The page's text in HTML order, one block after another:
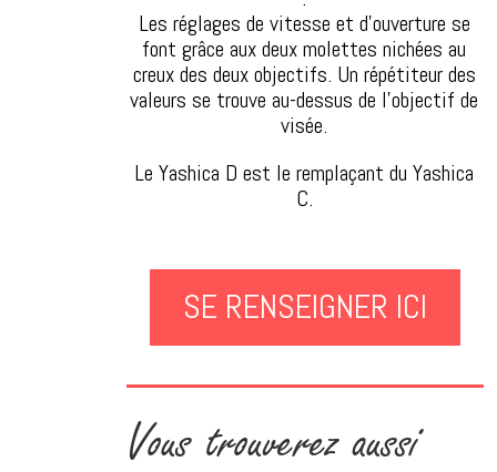
Les réglages de vitesse et d’ouverture se
font grâce aux deux molettes nichées au
creux des deux objectifs. Un répétiteur des
valeurs se trouve au-dessus de l’objectif de
visée.
Le Yashica D est le remplaçant du Yashica
C.
SE RENSEIGNER ICI
Vous trouverez aussi